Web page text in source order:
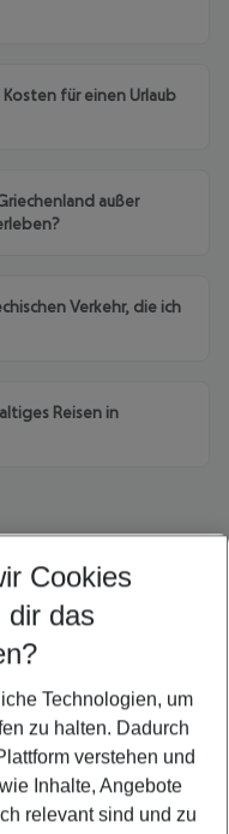
für einen Urlaub
außer
Verkehr, die ich
Reisen in
Cookies
dir das
Technologien, um
zu halten. Dadurch
verstehen und
Inhalte, Angebote
relevant sind und zu